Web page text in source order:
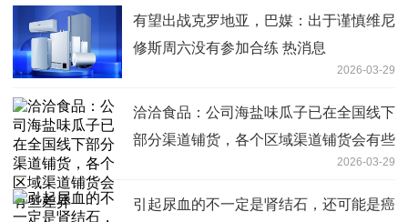
有望出战克罗地亚，巴媒：出于谨慎维尼
修斯周六没有参加合练 热消息
2026-03-29
洽洽食品：公司海盐味瓜子已在全国线下
部分渠道铺货，各个区域渠道铺货会有些
2026-03-29
引起尿血的不一定是肾结石，还可能是癌